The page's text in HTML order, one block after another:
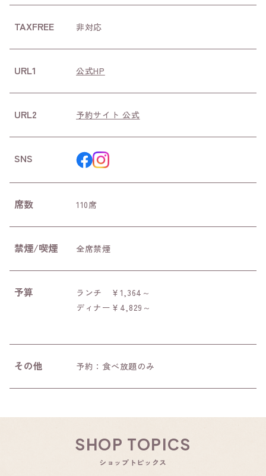
TAXFREE 非対応
URL1 公式HP
URL2 予約サイト 公式
SNS
席数 110席
禁煙/喫煙 全席禁煙
予算
ランチ ￥1,364～
ディナー￥4,829～
その他 予約：食べ放題のみ
SHOP TOPICS
ショップトピックス